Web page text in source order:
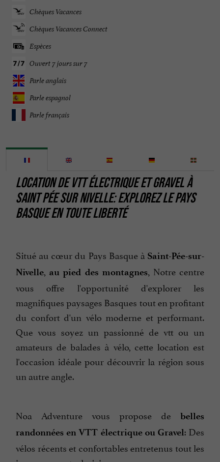
Chèques Vacances
Chèques Vacances Connect
Espèces
Ouvert 7 jours sur 7
Parle anglais
Parle espagnol
Parle français
LOCATION DE VTT ÉLECTRIQUE ET GRAVEL À
SAINT PÉE SUR NIVELLE: EXPLOREZ LE PAYS
BASQUE EN TOUTE LIBERTÉ
Situé au cœur du Pays Basque à Saint-Pée-sur-
Nivelle, au pied des montagnes, Notre centre
vous offre l'opportunité d'explorer les
magnifiques paysages Basques tout en profitant
du confort d'un vélo moderne et performant.
Que vous soyez un passionné de vtt ou un
amateurs de balades à vélo, cette location est
l'occasion idéale pour découvrir la région sous
un autre angle.
Noa Adventure vous propose de
belles
randonnées en VTT électrique ou Gravel: Des
vélos récents et confortables entretenus tout les